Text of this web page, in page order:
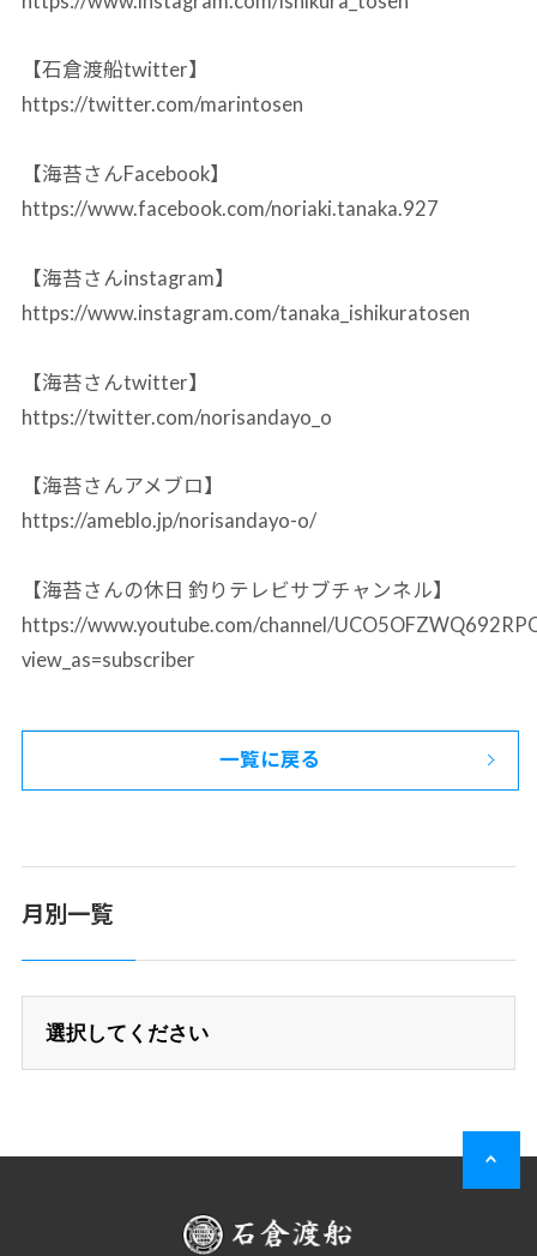
【石倉渡船twitter】
https://twitter.com/marintosen
【海苔さんFacebook】
https://www.facebook.com/noriaki.tanaka.927
【海苔さんinstagram】
https://www.instagram.com/tanaka_ishikuratosen
【海苔さんtwitter】
https://twitter.com/norisandayo_o
【海苔さんアメブロ】
https://ameblo.jp/norisandayo-o/
【海苔さんの休日 釣りテレビサブチャンネル】
https://www.youtube.com/channel/
view_as=subscriber
一覧に戻る
月別一覧